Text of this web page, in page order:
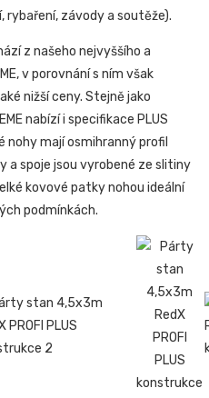
rybaření, závody a soutěže).
z našeho nejvyššího a
v porovnání s ním však
nižší ceny. Stejně jako
nabízí i specifikace PLUS
mají osmihranný profil
a spoje jsou vyrobené ze slitiny
kovové patky nohou ideální
podmínkách.